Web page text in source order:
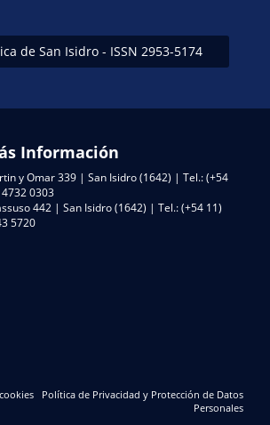
de San Isidro - ISSN 2953-5174
Información
y Omar 339 | San Isidro (1642) | Tel.: (+54
4732 0303
442 | San Isidro (1642) | Tel.: (+54 11)
5720
Política de Privacidad y Protección de Datos
Personales